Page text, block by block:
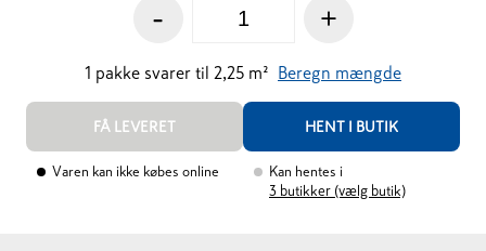
- +
1 pakke svarer til 2,25 m² Beregn mængde
FÅ LEVERET HENT I BUTIK
Varen kan ikke købes online
Kan hentes i
3 butikker (vælg butik)